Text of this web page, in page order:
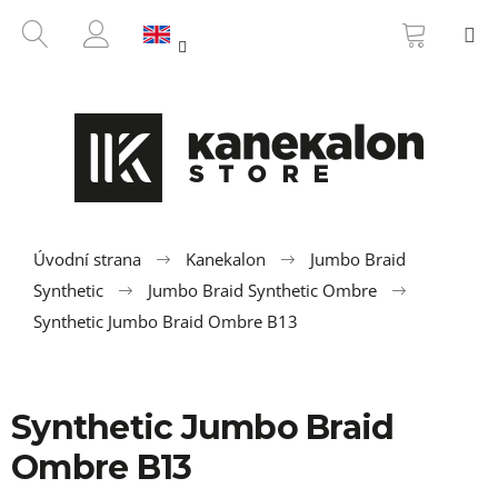
content
SEARCH
CART
Úvodní strana Kanekalon
Jumbo Braid
Synthetic
Jumbo Braid Synthetic Ombre
Synthetic Jumbo Braid Ombre B13
Synthetic Jumbo Braid
Ombre B13
BACK
BACK
e
y
l
o
o